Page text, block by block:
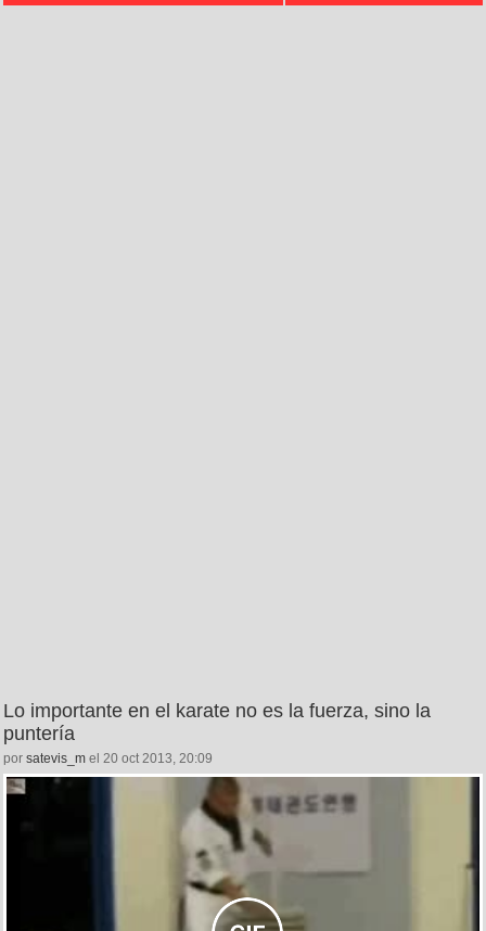
Lo importante en el karate no es la fuerza, sino la
puntería
por satevis_m el 20 oct 2013, 20:09